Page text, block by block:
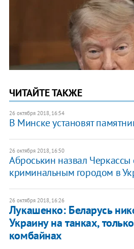
ЧИТАЙТЕ ТАКЖЕ
26 октября 2018, 16:54
В Минске установят
26 октября 2018, 16:50
Аброськин назвал
криминальным городом в
26 октября 2018, 16:26
Лукашенко: Беларусь
Украину на танках,
комбайнах